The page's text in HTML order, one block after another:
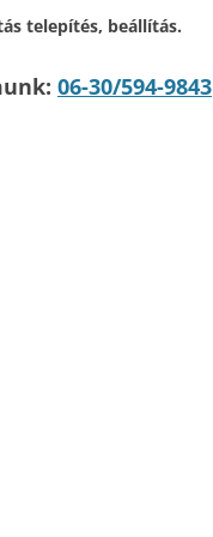
telepítés, beállítás.
06-30/594-9843